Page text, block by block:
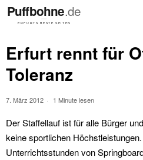
Erfurt rennt für
Toleranz
7. März 2012 1 Minute lesen
Der Staffellauf ist für alle Bürger
keine sportlichen
Unterrichtsstunden von